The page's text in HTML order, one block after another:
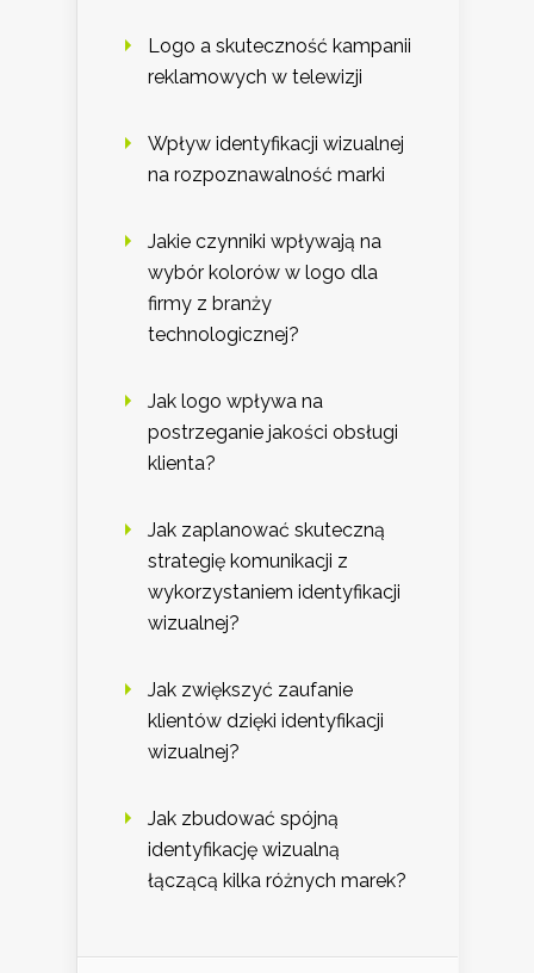
Logo a skuteczność kampanii
reklamowych w telewizji
Wpływ identyfikacji wizualnej
na rozpoznawalność marki
Jakie czynniki wpływają na
wybór kolorów w logo dla
firmy z branży
technologicznej?
Jak logo wpływa na
postrzeganie jakości obsługi
klienta?
Jak zaplanować skuteczną
strategię komunikacji z
wykorzystaniem identyfikacji
wizualnej?
Jak zwiększyć zaufanie
klientów dzięki identyfikacji
wizualnej?
Jak zbudować spójną
identyfikację wizualną
łączącą kilka różnych marek?